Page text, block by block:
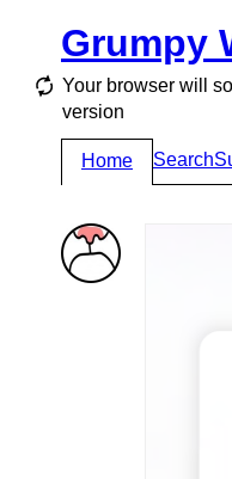
Grumpy
Your browser will
version
Home Search